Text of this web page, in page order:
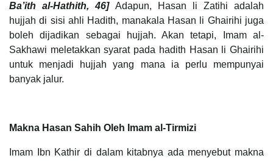
Ba’ith al-Hathith, 46] Adapun, Hasan li Zatihi adalah
hujjah di sisi ahli Hadith, manakala Hasan li Ghairihi juga
boleh dijadikan sebagai hujjah. Akan tetapi, Imam al-
Sakhawi meletakkan syarat pada hadith Hasan li Ghairihi
untuk menjadi hujjah yang mana ia perlu mempunyai
banyak jalur.
Makna Hasan Sahih Oleh Imam al-Tirmizi
Imam Ibn Kathir di dalam kitabnya ada menyebut makna